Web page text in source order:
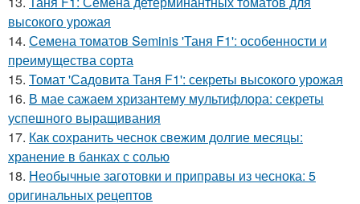
высокого урожая
14. Семена томатов Seminis 'Таня F1': особенности и
преимущества сорта
15. Томат 'Садовита Таня F1': секреты высокого урожая
16. В мае сажаем хризантему мультифлора: секреты
успешного выращивания
17. Как сохранить чеснок свежим долгие месяцы:
хранение в банках с солью
18. Необычные заготовки и приправы из чеснока: 5
оригинальных рецептов